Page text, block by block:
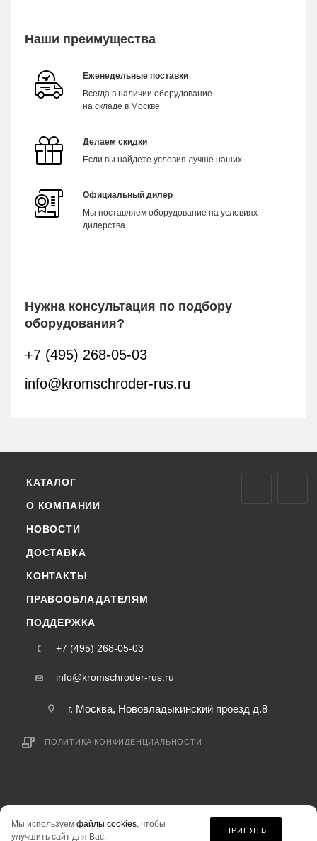
Наши преимущества
Еженедельные поставки
Всегда в наличии оборудование
на складе в Москве
Делаем скидки
Если вы найдете условия лучше наших
Официальный дилер
Мы поставляем оборудование на условиях
дилерства
Нужна консультация по подбору
оборудования?
+7 (495) 268-05-03
info@kromschroder-rus.ru
КАТАЛОГ
О КОМПАНИИ
НОВОСТИ
ДОСТАВКА
КОНТАКТЫ
ПРАВООБЛАДАТЕЛЯМ
ПОДДЕРЖКА
+7 (495) 268-05-03
info@kromschroder-rus.ru
г. Москва, Нововладыкинский проезд д.8
ПОЛИТИКА КОНФИДЕНЦИАЛЬНОСТИ
информация на сайте «kromschroder-rus.ru» не является публичной офертой.
Мы используем файлы cookies, чтобы
улучшить сайт для Вас.
ПРИНЯТЬ